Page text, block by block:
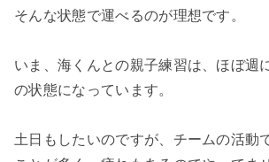
そんな状態で運べるのが理想です。
いま、海くんとの親子練習は、ほぼ週
の状態になっています。
土日もしたいのですが、チームの活動